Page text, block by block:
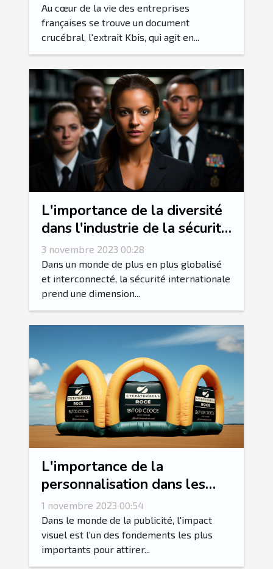
Au cœur de la vie des entreprises
françaises se trouve un document
crucébral, l'extrait Kbis, qui agit en...
L'importance de la diversité
dans l'industrie de la sécurité
internationale
3 novembre 2023 00:28
Dans un monde de plus en plus globalisé
et interconnecté, la sécurité internationale
prend une dimension...
L'importance de la
personnalisation dans les
arches gonflables
publicitaires
1 novembre 2023 00:54
Dans le monde de la publicité, l'impact
visuel est l'un des fondements les plus
importants pour attirer...